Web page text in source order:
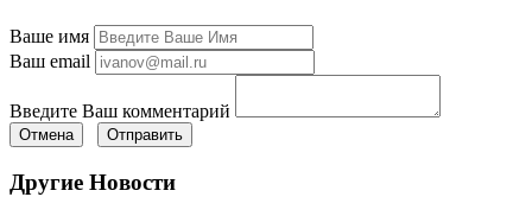
Ваше имя
Ваш email
Введите Ваш комментарий
Отмена Отправить
Другие Новости